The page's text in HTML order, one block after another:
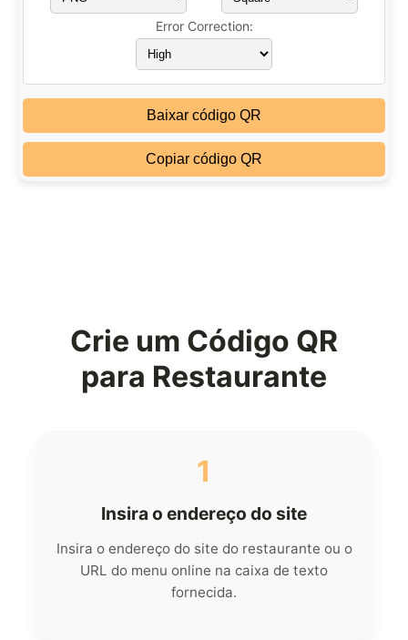
Error Correction:
Baixar código QR
Copiar código QR
Crie um Código QR
para Restaurante
1
Insira o endereço do site
Insira o endereço do site do restaurante ou o
URL do menu online na caixa de texto
fornecida.